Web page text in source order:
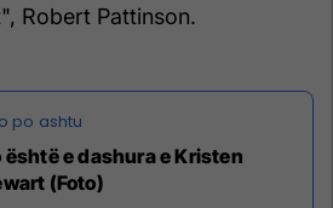
Robert Pattinson.
është e dashura e Kristen
(Foto)